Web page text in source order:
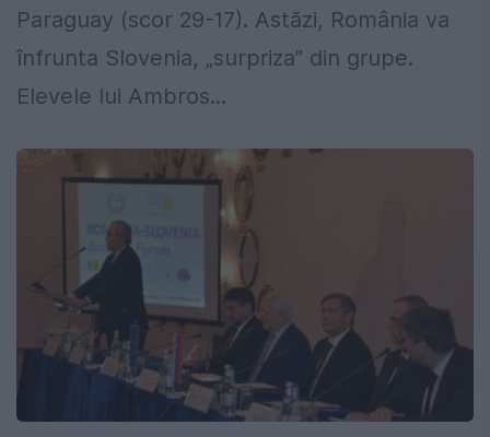
Paraguay (scor 29-17). Astăzi, România va
înfrunta Slovenia, „surpriza” din grupe.
Elevele lui Ambros...